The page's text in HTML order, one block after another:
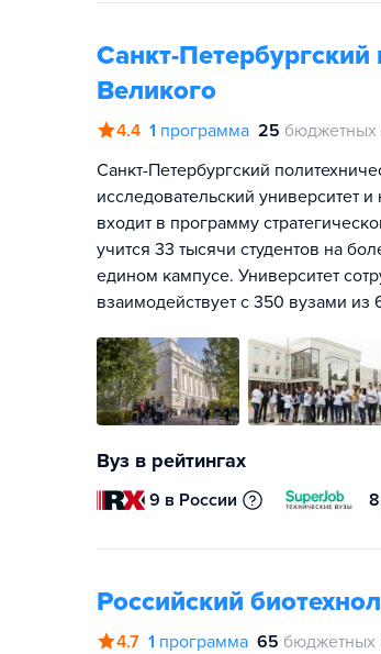
Санкт-Петербургский
Великого
4.4 1 программа 25 бюджетных
Санкт-Петербургский
исследовательский университет
входит в программу
учится 33 тысячи студентов на
едином кампусе. Университет
взаимодействует с 350 вузами из
Вуз в рейтингах
9 в России
Российский
4.7 1 программа 65 бюджетных